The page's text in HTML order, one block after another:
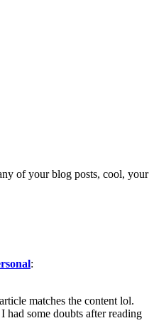
of your blog posts, cool, your
:
matches the content lol.
had some doubts after reading